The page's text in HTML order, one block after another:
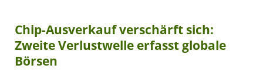
Chip-Ausverkauf verschärft sich:
Zweite Verlustwelle erfasst globale
Börsen